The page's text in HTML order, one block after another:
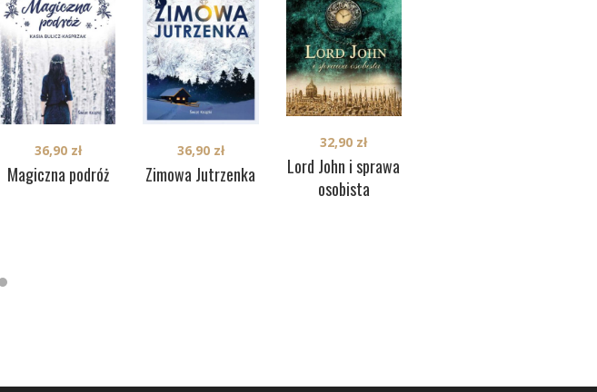
Magiczna podróż
36,90 zł
Zimowa Jutrzenka
36,90 zł
Lord John i sprawa
osobista
32,90 zł